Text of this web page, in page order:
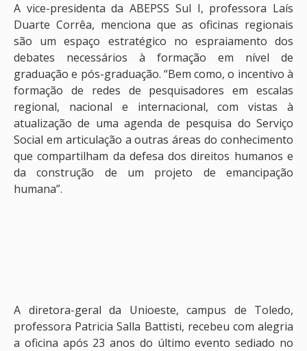
A vice-presidenta da ABEPSS Sul I, professora Laís
Duarte Corrêa, menciona que as oficinas regionais
são um espaço estratégico no espraiamento dos
debates necessários à formação em nível de
graduação e pós-graduação. “Bem como, o incentivo à
formação de redes de pesquisadores em escalas
regional, nacional e internacional, com vistas à
atualização de uma agenda de pesquisa do Serviço
Social em articulação a outras áreas do conhecimento
que compartilham da defesa dos direitos humanos e
da construção de um projeto de emancipação
humana”.
A diretora-geral da Unioeste, campus de Toledo,
professora Patricia Salla Battisti, recebeu com alegria
a oficina após 23 anos do último evento sediado no